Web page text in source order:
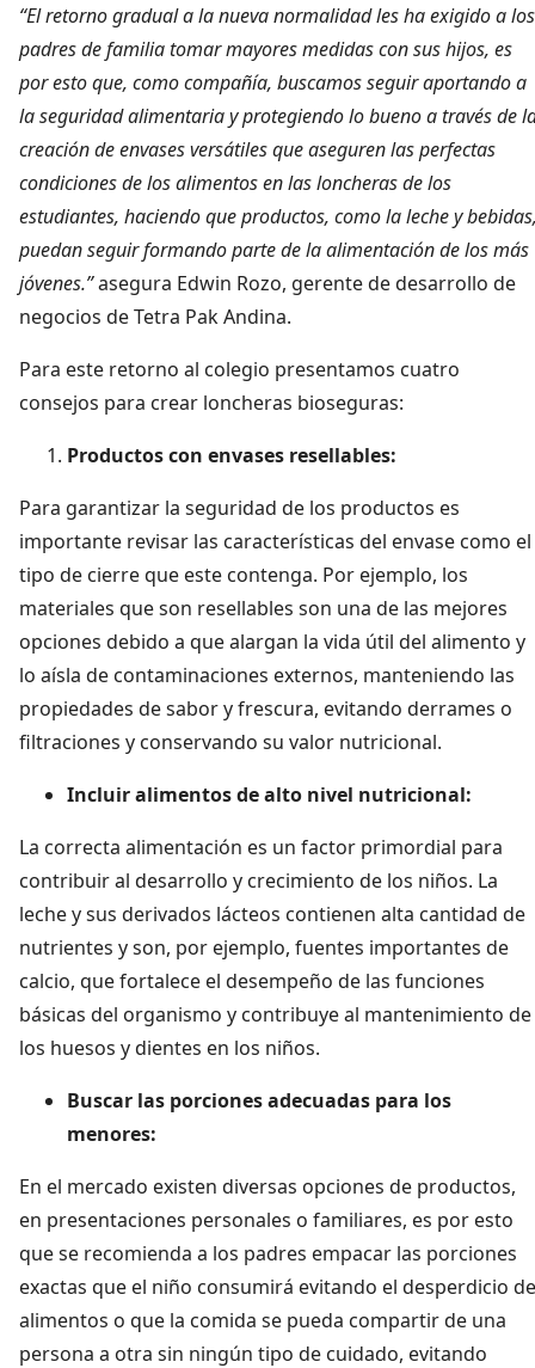
“El retorno gradual a la nueva normalidad les ha exigido a los
padres de familia tomar mayores medidas con sus hijos, es
por esto que, como compañía, buscamos seguir aportando a
la seguridad alimentaria y protegiendo lo bueno a través de
creación de envases versátiles que aseguren las perfectas
condiciones de los alimentos en las loncheras de los
estudiantes, haciendo que productos, como la leche y
puedan seguir formando parte de la alimentación de los más
jóvenes.”asegura Edwin Rozo, gerente de desarrollo de
negocios de Tetra Pak Andina.
Para este retorno al colegio presentamos cuatro
consejos para crear loncheras bioseguras:
Productos con envases resellables:
Para garantizar la seguridad de los productos es
importante revisar las características del envase como el
tipo de cierre que este contenga. Por ejemplo, los
materiales que son resellables son una de las mejores
opciones debido a que alargan la vida útil del alimento y
lo aísla de contaminaciones externos, manteniendo las
propiedades de sabor y frescura, evitando derrames o
filtraciones y conservando su valor nutricional.
Incluir alimentos de alto nivel nutricional:
La correcta alimentación es un factor primordial para
contribuir al desarrollo y crecimiento de los niños. La
leche y sus derivados lácteos contienen alta cantidad de
nutrientes y son, por ejemplo, fuentes importantes de
calcio, que fortalece el desempeño de las funciones
básicas del organismo y contribuye al mantenimiento de
los huesos y dientes en los niños.
Buscar las porciones adecuadas para los
menores:
En el mercado existen diversas opciones de productos,
en presentaciones personales o familiares, es por esto
que se recomienda a los padres empacar las porciones
exactas que el niño consumirá evitando el desperdicio de
alimentos o que la comida se pueda compartir de una
persona a otra sin ningún tipo de cuidado, evitando